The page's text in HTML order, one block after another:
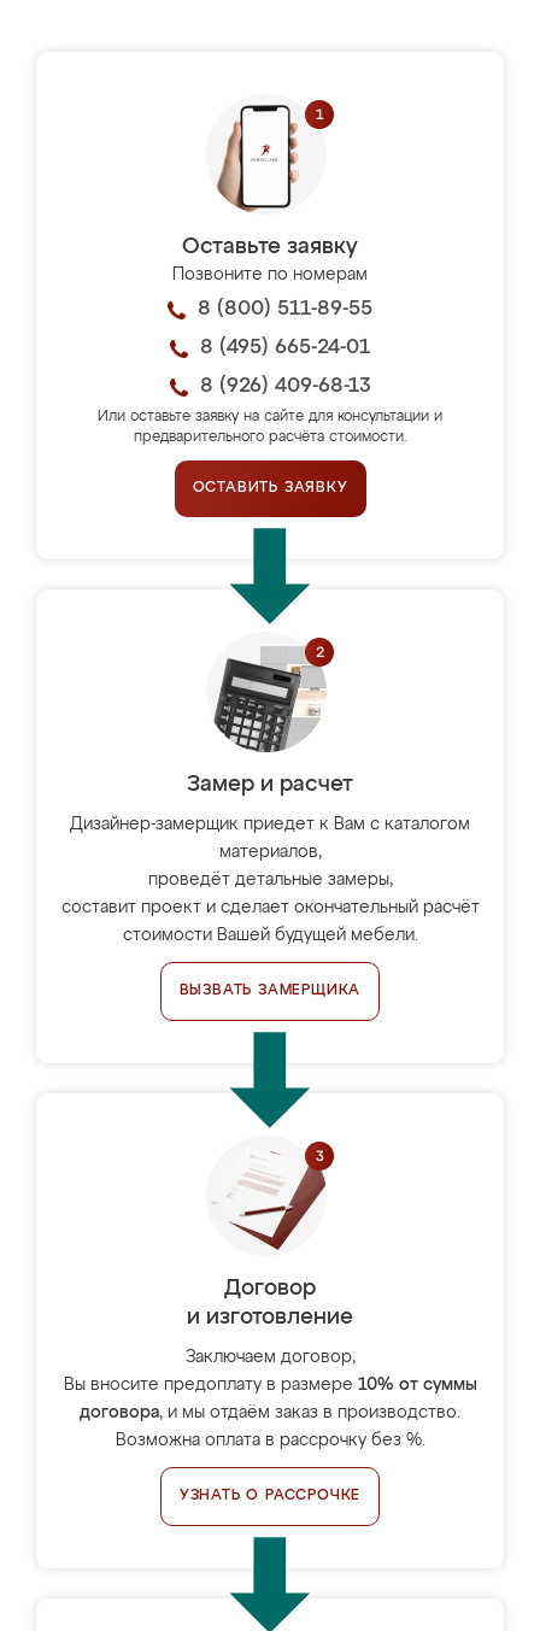
Оставьте заявку
Позвоните по номерам
8 (800) 511-89-55
8 (495) 665-24-01
8 (926) 409-68-13
Или оставьте заявку на сайте для консультации и
предварительного расчёта стоимости.
ОСТАВИТЬ ЗАЯВКУ
Замер и расчет
Дизайнер-замерщик приедет к Вам с каталогом
материалов,
проведёт детальные замеры,
составит проект и сделает окончательный расчёт
стоимости Вашей будущей мебели.
ВЫЗВАТЬ ЗАМЕРЩИКА
Договор
и изготовление
Заключаем договор,
Вы вносите предоплату в размере 10% от суммы
договора, и мы отдаём заказ в производство.
Возможна оплата в рассрочку без %.
УЗНАТЬ О РАССРОЧКЕ